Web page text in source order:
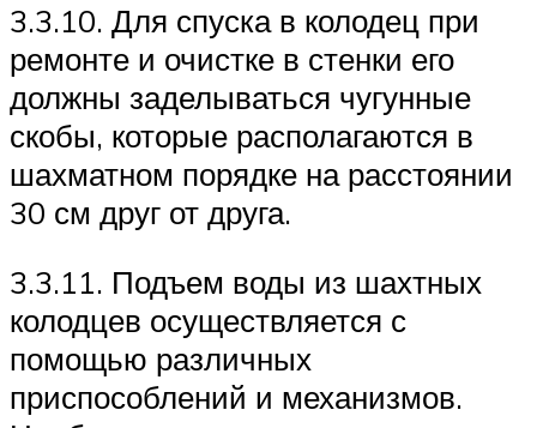
3.3.10. Для спуска в колодец при
ремонте и очистке в стенки его
должны заделываться чугунные
скобы, которые располагаются в
шахматном порядке на расстоянии
30 см друг от друга.
3.3.11. Подъем воды из шахтных
колодцев осуществляется с
помощью различных
приспособлений и механизмов.